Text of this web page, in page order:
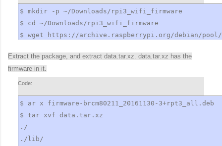
$ mkdir -p ~/Downloads/rpi3_wifi_firmware
$ cd ~/Downloads/rpi3_wifi_firmware
$ wget https://archive.raspberrypi.org/debian/pool/
Extract the package, and extract data.tar.xz. data.tar.xz has the
firmware in it.
Code:
$ ar x firmware-brcm80211_20161130-3+rpt3_all.deb
$ tar xvf data.tar.xz
./
./lib/